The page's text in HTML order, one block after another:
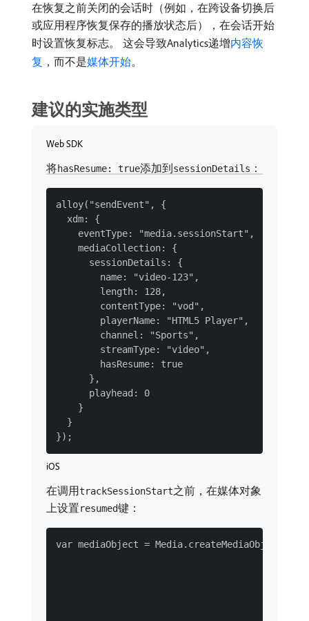
在恢复之前关闭的会话时（例如，在跨设备切换后
或应用程序恢复保存的播放状态后），在会话开始
时设置恢复标志。 这会导致Analytics递增内容恢
复 ，而不是媒体开始。
建议的实施类型
Web SDK
将hasResume: true添加到sessionDetails ：
alloy("sendEvent", {
  xdm: {
    eventType: "media.sessionStart",
    mediaCollection: {
      sessionDetails: {
        name: "video-123",
        length: 128,
        contentType: "vod",
        playerName: "HTML5 Player",
        channel: "Sports",
        streamType: "video",
        hasResume: true
      },
      playhead: 0
    }
  }
iOS
在调用trackSessionStart之前，在媒体对象
上设置resumed键：
var mediaObject =